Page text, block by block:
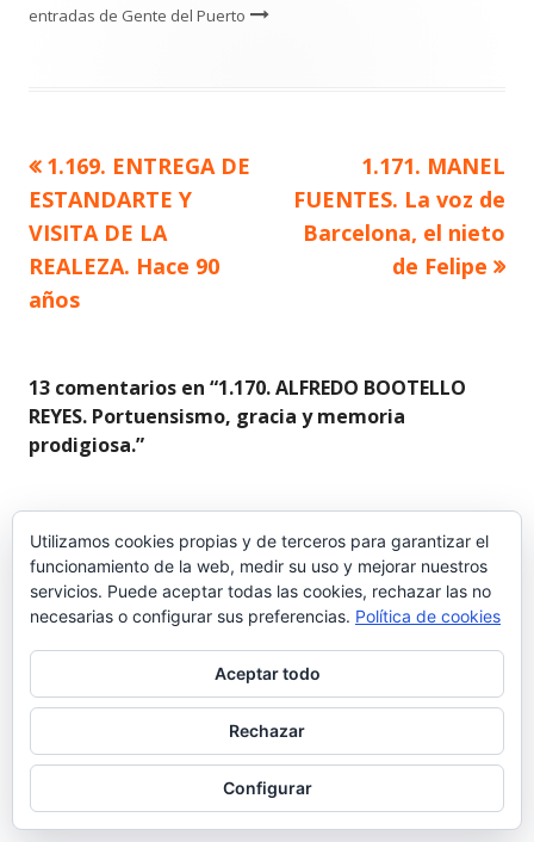
entradas de Gente del Puerto
Navegación
de
entradas
Artículo
anterior
1.169. ENTREGA DE
ESTANDARTE Y
VISITA DE LA
REALEZA. Hace 90
años
Artículo
siguiente
1.171. MANEL
FUENTES. La voz de
Barcelona, el nieto
de Felipe
13 comentarios en “1.170. ALFREDO BOOTELLO
REYES. Portuensismo, gracia y memoria
prodigiosa.”
JSA
4 agosto 2015 a las 01:51
Alfredo era una persona entrañable.
JSA
4 agosto 2015 a las 01:49
Utilizamos cookies propias y de terceros para garantizar el
funcionamiento de la web, medir su uso y mejorar nuestros
servicios. Puede aceptar todas las cookies, rechazar las no
necesarias o configurar sus preferencias. Política de cookies
Aceptar todo
Rechazar
Configurar